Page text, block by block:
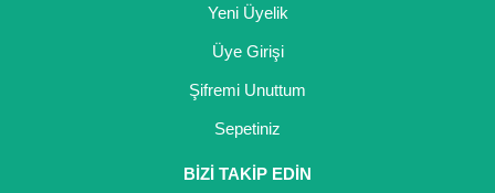
Yeni Üyelik
Üye Girişi
Şifremi Unuttum
Sepetiniz
BİZİ TAKİP EDİN